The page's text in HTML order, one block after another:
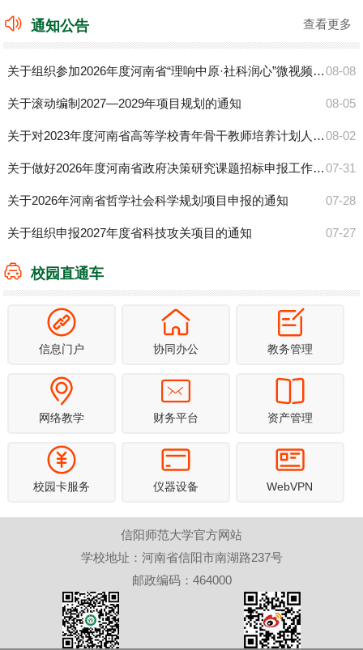
通知公告 查看更多
08-08
关于组织参加2026年度河南省“理响中原·社科润心”微视频征集活动的通知
08-05
关于滚动编制2027—2029年项目规划的通知
08-02
关于对2023年度河南省高等学校青年骨干教师培养计划人选进行考核的通知
07-31
关于做好2026年度河南省政府决策研究课题招标申报工作的通知
07-28
关于2026年河南省哲学社会科学规划项目申报的通知
07-27
关于组织申报2027年度省科技攻关项目的通知
校园直通车
信息门户 协同办公 教务管理
网络教学 财务平台 资产管理
校园卡服务 仪器设备 WebVPN
信阳师范大学官方网站
学校地址：河南省信阳市南湖路237号
邮政编码：464000